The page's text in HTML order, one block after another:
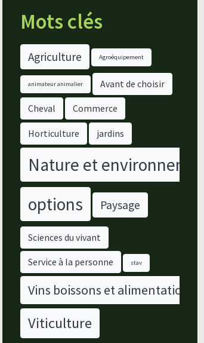
Mots clés
Agriculture Agroéquipement
animateur animalier Avant de choisir
Cheval Commerce
Horticulture jardins
Nature et environnement
options
Paysage
Sciences du vivant
Service à la personne stav
Vins boissons et alimentation
Viticulture